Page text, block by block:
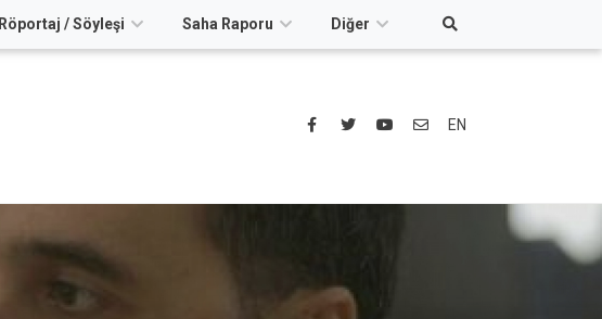
Röportaj / Söyleşi Saha Raporu Diğer
EN